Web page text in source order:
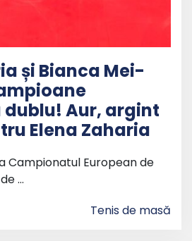
și Bianca Mei-
dublu! Aur, argint
Elena Zaharia
Campionatul European de
…
Tenis de masă